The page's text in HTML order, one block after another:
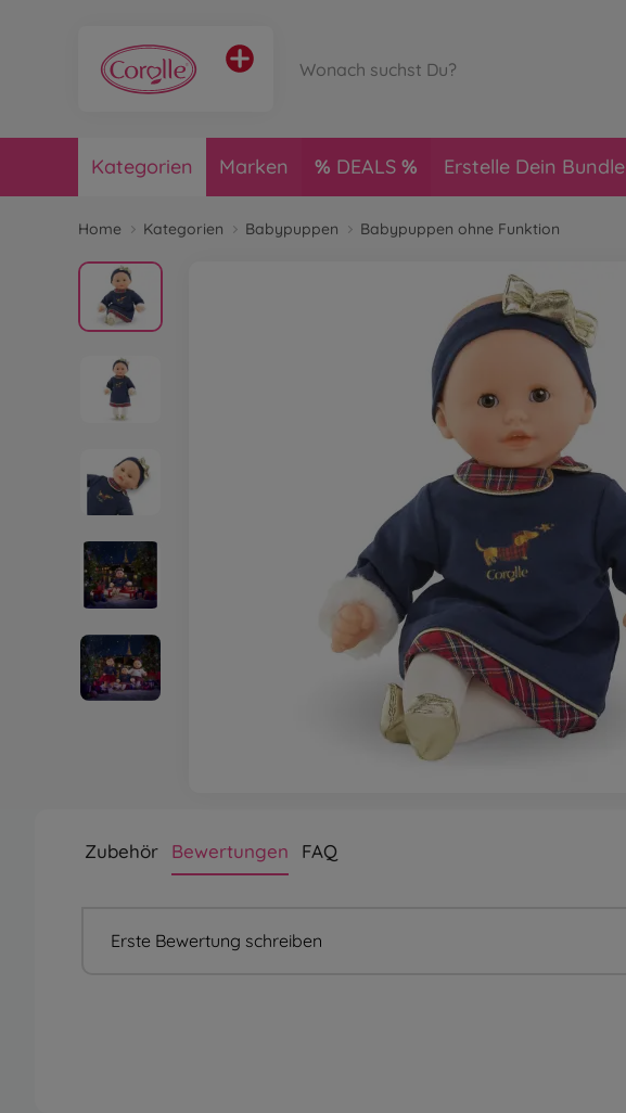
Kategorien Marken DEALS Erstelle Dein Bundle
Home Kategorien Babypuppen Babypuppen ohne Funktion
Zubehör Bewertungen FAQ
Erste Bewertung schreiben